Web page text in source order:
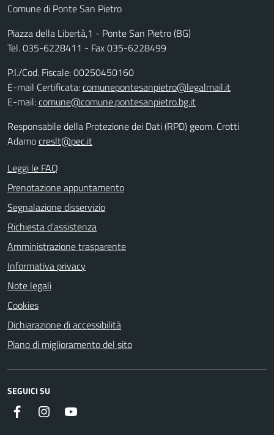
Comune di Ponte San Pietro
Piazza della Libertà,1 - Ponte San Pietro (BG)
Tel. 035-6228411 - Fax 035-6228499
P.I./Cod. Fiscale: 00250450160
E-mail Certificata:comunepontesanpietro@legalmail.it
E-mail:comune@comune.pontesanpietro.bg.it
Responsabile della Protezione dei Dati (RPD) geom. Crotti
Adamocreslt@pec.it
Leggi le FAQ
Prenotazione appuntamento
Segnalazione disservizio
Richiesta d'assistenza
Amministrazione trasparente
Informativa privacy
Note legali
Cookies
Dichiarazione di accessibilità
Piano di miglioramento del sito
SEGUICI SU
Facebook Instagram